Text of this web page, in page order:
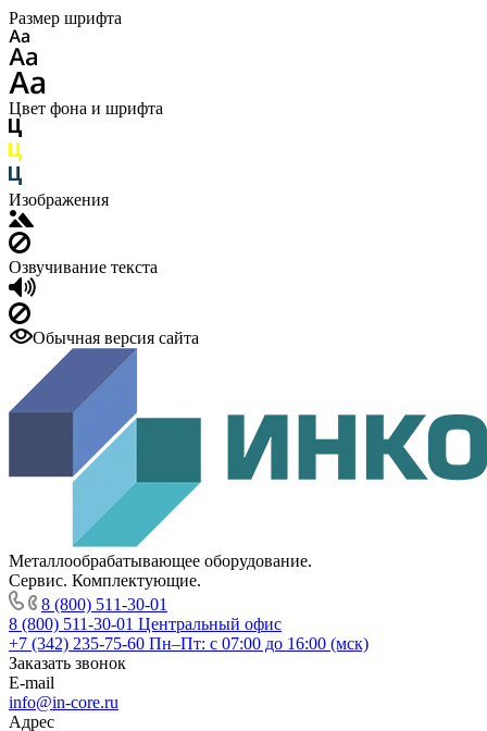
Размер шрифта
Цвет фона и шрифта
Изображения
Озвучивание текста
Обычная версия сайта
Металлообрабатывающее оборудование.
Сервис. Комплектующие.
8 (800) 511-30-01
8 (800) 511-30-01 Центральный офис
+7 (342) 235-75-60 Пн–Пт: с 07:00 до 16:00 (мск)
Заказать звонок
E-mail
info@in-core.ru
Адрес